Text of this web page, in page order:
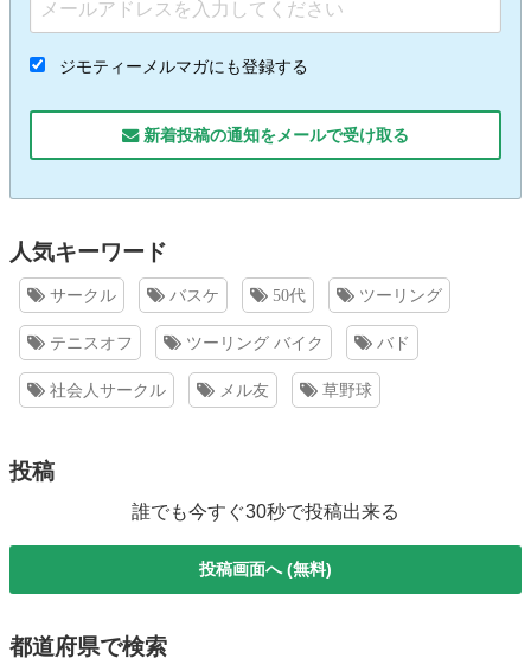
ジモティーメルマガにも登録する
新着投稿の通知をメールで受け取る
人気キーワード
サークル バスケ 50代 ツーリング
テニスオフ ツーリング バイク バド
社会人サークル メル友 草野球
投稿
誰でも今すぐ30秒で投稿出来る
投稿画面へ (無料)
都道府県で検索